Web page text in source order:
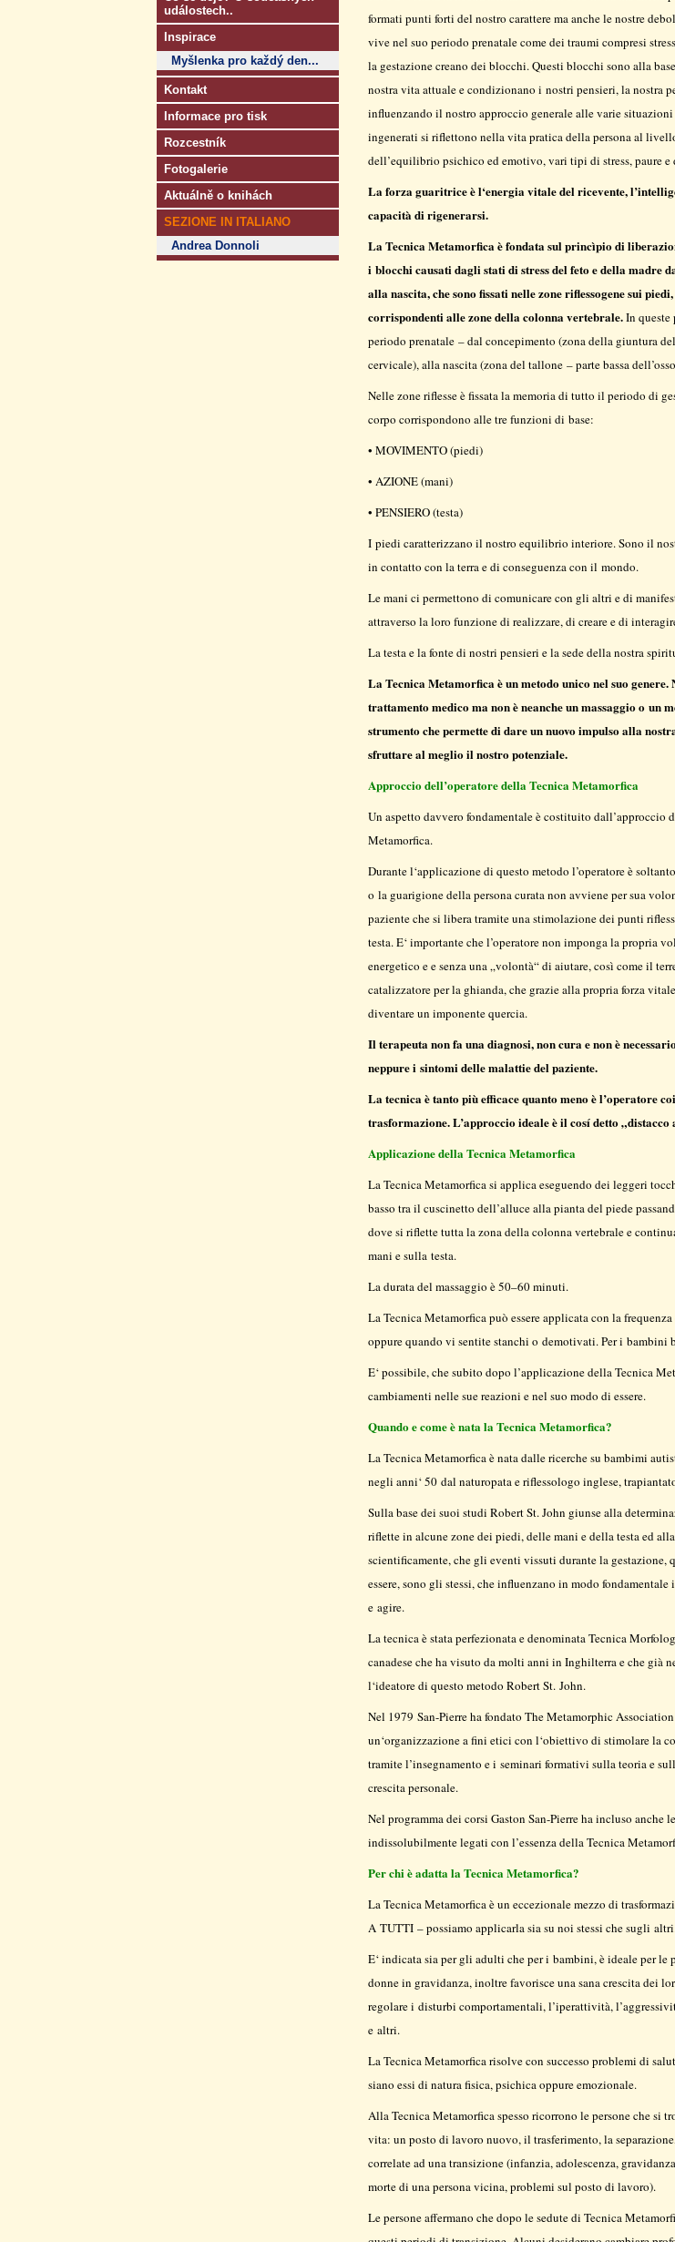
událostech..
Inspirace
Myšlenka pro každý den...
Kontakt
Informace pro tisk
Rozcestník
Fotogalerie
Aktuálně o knihách
SEZIONE IN ITALIANO
Andrea Donnoli
formati punti forti del nostro carattere ma anche le nostre
vive nel suo periodo prenatale come dei traumi compresi
la gestazione creano dei blocchi. Questi blocchi sono alla
nostra vita attuale e condizionano i nostri pensieri, la nostra
influenzando il nostro approccio generale alle varie
ingenerati si riflettono nella vita pratica della persona al
dell’equilibrio psichico ed emotivo, vari tipi di stress, paure
La forza guaritrice è l‘energia vitale del ricevente,
capacità di rigenerarsi.
La Tecnica Metamorfica è fondata sul princìpio di
i blocchi causati dagli stati di stress del feto e della madre
alla nascita, che sono fissati nelle zone riflessogene sui
corrispondenti alle zone della colonna vertebrale.In
periodo prenatale – dal concepimento (zona della giuntura
cervicale), alla nascita (zona del tallone – parte bassa
Nelle zone riflesse è fissata la memoria di tutto il periodo di
corpo corrispondono alle tre funzioni di base:
• MOVIMENTO (piedi)
• AZIONE (mani)
• PENSIERO (testa)
I piedi caratterizzano il nostro equilibrio interiore. Sono il
in contatto con la terra e di conseguenza con il mondo.
Le mani ci permettono di comunicare con gli altri e di
attraverso la loro funzione di realizzare, di creare e di
La testa e la fonte di nostri pensieri e la sede della nostra
La Tecnica Metamorfica è un metodo unico nel suo
trattamento medico ma non è neanche un massaggio o un
strumento che permette di dare un nuovo impulso alla
sfruttare al meglio il nostro potenziale.
Approccio dell’operatore della Tecnica Metamorfica
Un aspetto davvero fondamentale è costituito dall’approccio
Metamorfica.
Durante l‘applicazione di questo metodo l’operatore è
o la guarigione della persona curata non avviene per sua
paziente che si libera tramite una stimolazione dei punti
testa. E‘ importante che l’operatore non imponga la propria
energetico e e senza una „volontà“ di aiutare, così come il
catalizzatore per la ghianda, che grazie alla propria forza
diventare un imponente quercia.
Il terapeuta non fa una diagnosi, non cura e non è
neppure i sintomi delle malattie del paziente.
La tecnica è tanto più efficace quanto meno è l’operatore
trasformazione. L’approccio ideale è il cosí detto „distacco
Applicazione della Tecnica Metamorfica
La Tecnica Metamorfica si applica eseguendo dei leggeri
basso tra il cuscinetto dell’alluce alla pianta del piede
dove si riflette tutta la zona della colonna vertebrale e
mani e sulla testa.
La durata del massaggio è 50–60 minuti.
La Tecnica Metamorfica può essere applicata con la
oppure quando vi sentite stanchi o demotivati. Per i bambini
E‘ possibile, che subito dopo l’applicazione della Tecnica
cambiamenti nelle sue reazioni e nel suo modo di essere.
Quando e come è nata la Tecnica Metamorfica?
La Tecnica Metamorfica è nata dalle ricerche su bambimi
negli anni‘ 50 dal naturopata e riflessologo inglese,
Sulla base dei suoi studi Robert St. John giunse alla
riflette in alcune zone dei piedi, delle mani e della testa ed
scientificamente, che gli eventi vissuti durante la gestazione,
essere, sono gli stessi, che influenzano in modo
e agire.
La tecnica è stata perfezionata e denominata Tecnica
canadese che ha visuto da molti anni in Inghilterra e che già
l‘ideatore di questo metodo Robert St. John.
Nel 1979 San-Pierre ha fondato The Metamorphic
un‘organizzazione a fini etici con l‘obiettivo di stimolare la
tramite l’insegnamento e i seminari formativi sulla teoria e
crescita personale.
Nel programma dei corsi Gaston San-Pierre ha incluso
indissolubilmente legati con l’essenza della Tecnica
Per chi è adatta la Tecnica Metamorfica?
La Tecnica Metamorfica è un eccezionale mezzo di
A TUTTI – possiamo applicarla sia su noi stessi che sugli
E‘ indicata sia per gli adulti che per i bambini, è ideale per le
donne in gravidanza, inoltre favorisce una sana crescita dei
regolare i disturbi comportamentali, l’iperattività,
e altri.
La Tecnica Metamorfica risolve con successo problemi di
siano essi di natura fisica, psichica oppure emozionale.
Alla Tecnica Metamorfica spesso ricorrono le persone che
vita: un posto di lavoro nuovo, il trasferimento, la
correlate ad una transizione (infanzia, adolescenza,
morte di una persona vicina, problemi sul posto di lavoro).
Le persone affermano che dopo le sedute di Tecnica